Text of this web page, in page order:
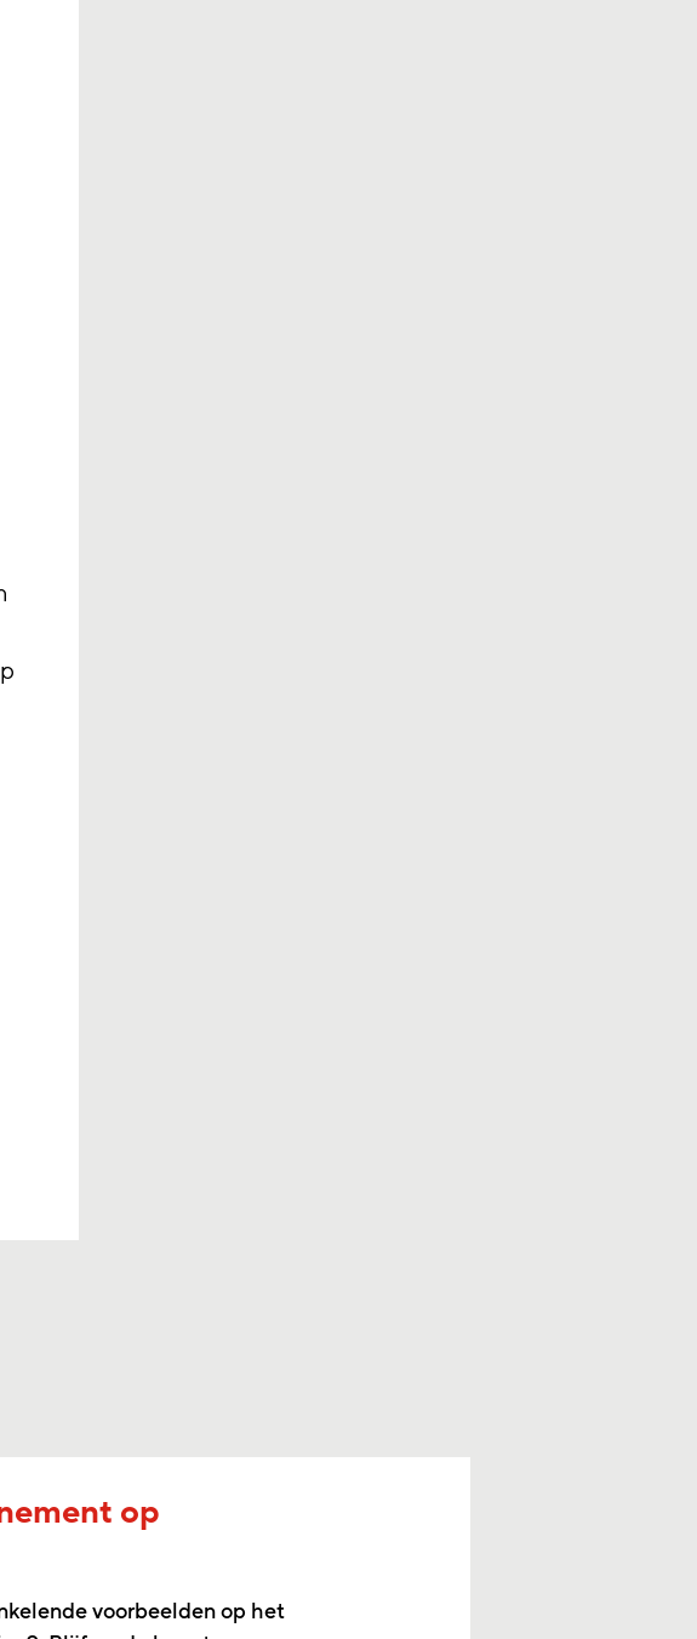
op
voorbeelden op het